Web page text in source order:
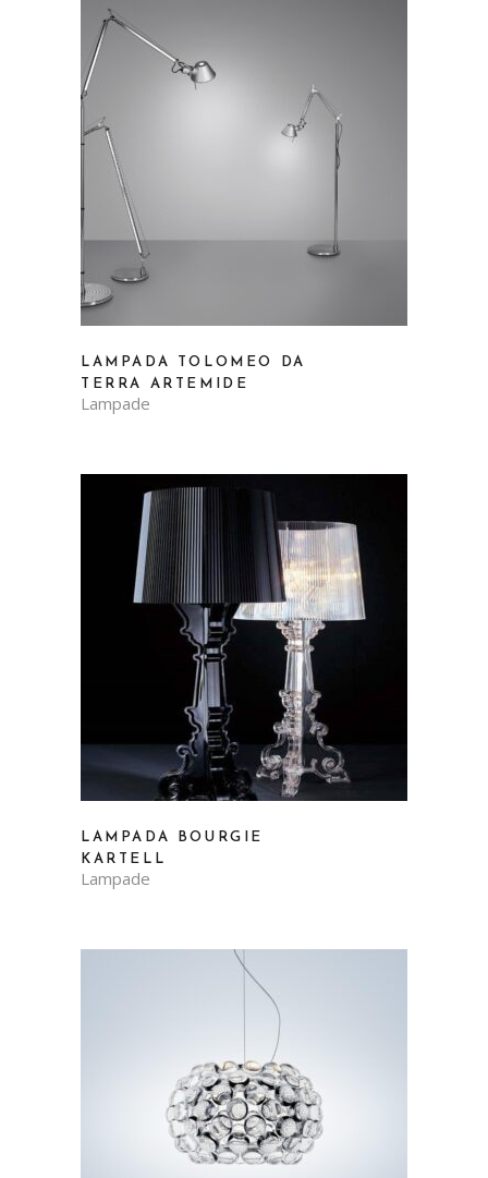
LAMPADA TOLOMEO DA
TERRA ARTEMIDE
Lampade
LAMPADA BOURGIE
KARTELL
Lampade